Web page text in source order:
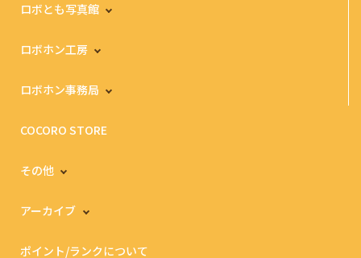
ロボとも写真館
ロボホン工房
ロボホン事務局
COCORO STORE
その他
アーカイブ
ポイント/ランクについて